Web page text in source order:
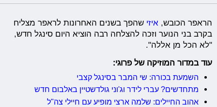
הראפר הכובש, איזישהפך בשנים האחרונות לראפר מצליח
בקרב בני הנוער וזכה להצלחה רבה הוציא היום סינגל חדש,
"לא הכל מן אללה".
עוד במדור המוזיקה של פרוגי:
השמעת בכורה: שי המבר בסינגל קצבי
מתחדשים? עברי לידר וג'וני גולדשטיין באלבום חדש
אהוב החיילים: שלמה ארצי מופיע עם חיילי צה"ל